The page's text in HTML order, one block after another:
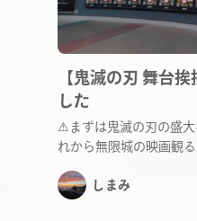
SERVICE
NEWS
【鬼滅の刃 舞台
した
⚠まずは鬼滅の刃の盛大
れから無限城の映画観
しまみ